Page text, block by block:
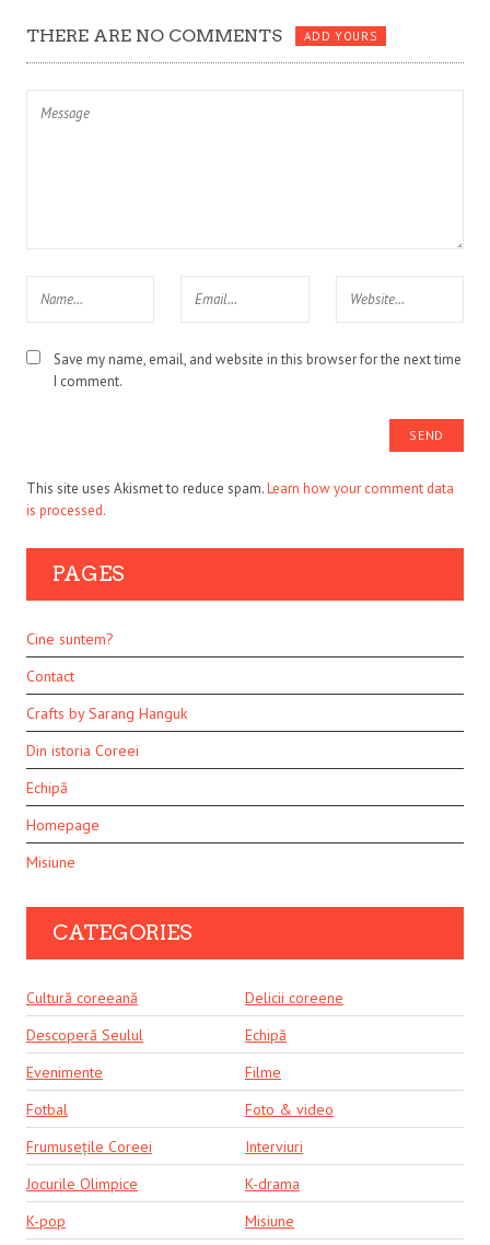
THERE ARE NO COMMENTS ADD YOURS
Save my name, email, and website in this browser for the next time
I comment.
This site uses Akismet to reduce spam.Learn how your comment data
is processed.
PAGES
Cine suntem?
Contact
Crafts by Sarang Hanguk
Din istoria Coreei
Echipă
Homepage
Misiune
CATEGORIES
Cultură coreeană
Delicii coreene
Descoperă Seulul
Echipă
Evenimente
Filme
Fotbal
Foto & video
Frumusețile Coreei
Interviuri
Jocurile Olimpice
K-drama
K-pop
Misiune